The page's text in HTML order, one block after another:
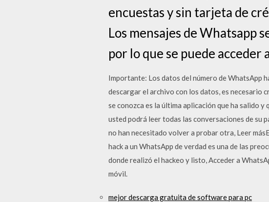
encuestas y sin tarjeta de
Los mensajes de Whatsapp
por lo que se puede acceder
Importante: Los datos del número de WhatsApp
descargar el archivo con los datos, es necesario
se conozca es la última aplicación que ha salido
usted podrá leer todas las conversaciones de su
no han necesitado volver a probar otra, Leer
hack a un WhatsApp de verdad es una de las
donde realizó el hackeo y listo, Acceder a
móvil.
mejor descarga gratuita de software para pc